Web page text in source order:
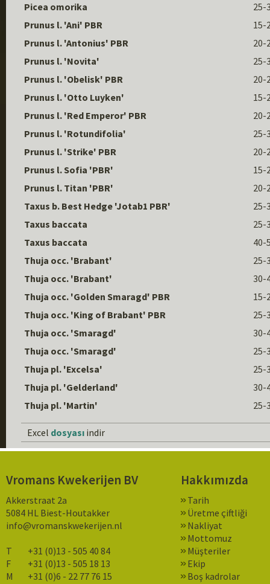
Picea omorika
25-
Prunus l. 'Ani' PBR
15-
Prunus l. 'Antonius' PBR
20-
Prunus l. 'Novita'
25-
Prunus l. 'Obelisk' PBR
20-
Prunus l. 'Otto Luyken'
15-
Prunus l. 'Red Emperor' PBR
20-
Prunus l. 'Rotundifolia'
25-
Prunus l. 'Strike' PBR
20-
Prunus l. Sofia 'PBR'
15-
Prunus l. Titan 'PBR'
20-
Taxus b. Best Hedge 'Jotab1 PBR'
25-
Taxus baccata
25-
Taxus baccata
40-
Thuja occ. 'Brabant'
25-
Thuja occ. 'Brabant'
30-
Thuja occ. 'Golden Smaragd' PBR
15-
Thuja occ. 'King of Brabant' PBR
25-
Thuja occ. 'Smaragd'
30-
Thuja occ. 'Smaragd'
25-
Thuja pl. 'Excelsa'
25-
Thuja pl. 'Gelderland'
30-
Thuja pl. 'Martin'
25-
Excel dosyası indir
Vromans Kwekerijen BV
Akkerstraat 2a
5084 HL Biest-Houtakker
info@vromanskwekerijen.nl
T
+31 (0)13 - 505 40 84
F
+31 (0)13 - 505 18 13
M
+31 (0)6 - 22 77 76 15
Hakkımızda
Tarih
Üretme çiftliği
Nakliyat
Mottomuz
Müşteriler
Ekip
Boş kadrolar